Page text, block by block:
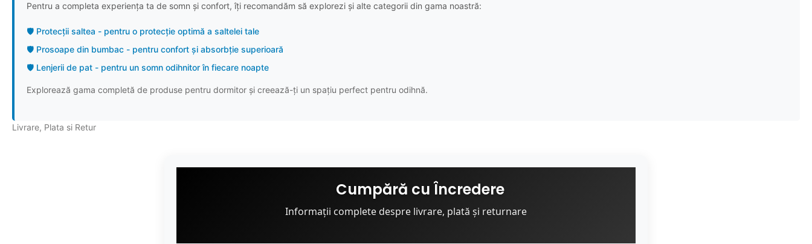
Pentru a completa experiența ta de somn și confort, îți recomandăm să explorezi și alte categorii din gama noastră:
🛡️ Protecții saltea - pentru o protecție optimă a saltelei tale
🛡️ Prosoape din bumbac - pentru confort și absorbție superioară
🛡️ Lenjerii de pat - pentru un somn odihnitor în fiecare noapte
Explorează gama completă de produse pentru dormitor și creează-ți un spațiu perfect pentru odihnă.
Livrare, Plata si Retur
Cumpără cu Încredere
Informații complete despre livrare, plată și returnare